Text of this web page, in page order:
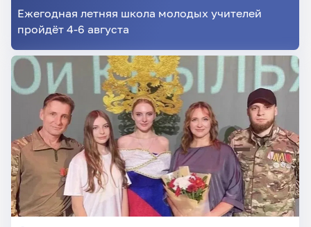
Ежегодная летняя школа молодых учителей
пройдёт 4-6 августа